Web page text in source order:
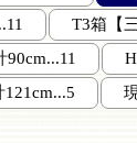
T3箱【